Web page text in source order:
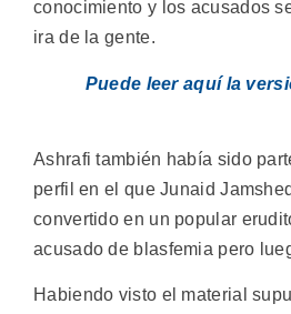
conocimiento y los acusados
ira de la gente.
Puede leer aquí la
Ashrafi también había sido
perfil en el que Junaid
convertido en un popular
acusado de blasfemia pero
Habiendo visto el material